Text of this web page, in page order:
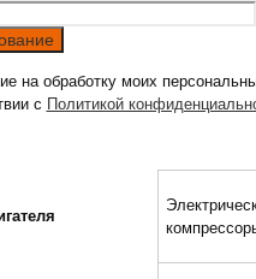
на обработку моих
с Политикой